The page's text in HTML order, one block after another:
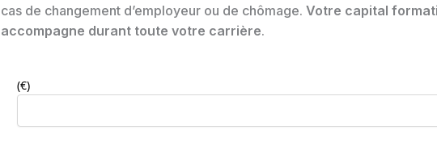
cas de changement d’employeur ou de chômage. Votre capital
accompagne durant toute votre carrière.
(€)